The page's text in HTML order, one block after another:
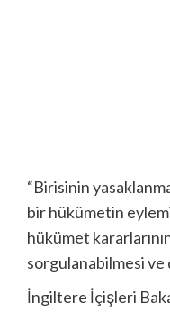
“Birisinin
bir hükümetin
hükümet
sorgulanabilmesi ve
İngiltere İçişleri